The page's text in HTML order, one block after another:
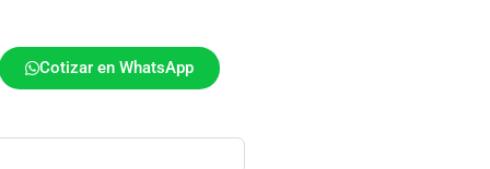
Cotizar en WhatsApp